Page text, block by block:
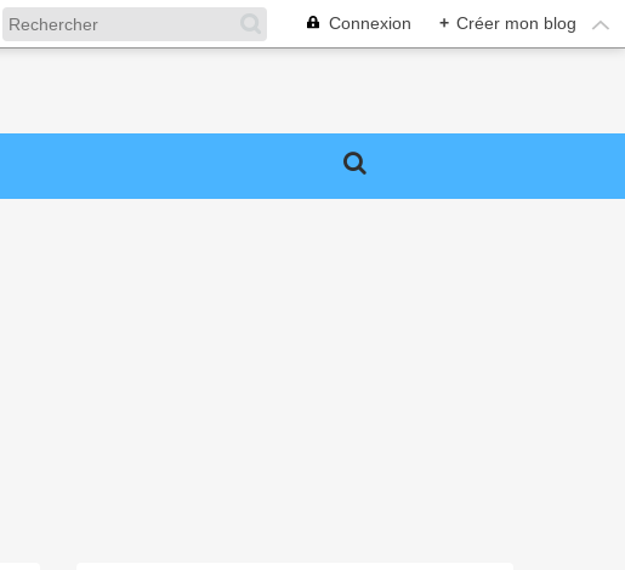
Connexion + Créer mon blog